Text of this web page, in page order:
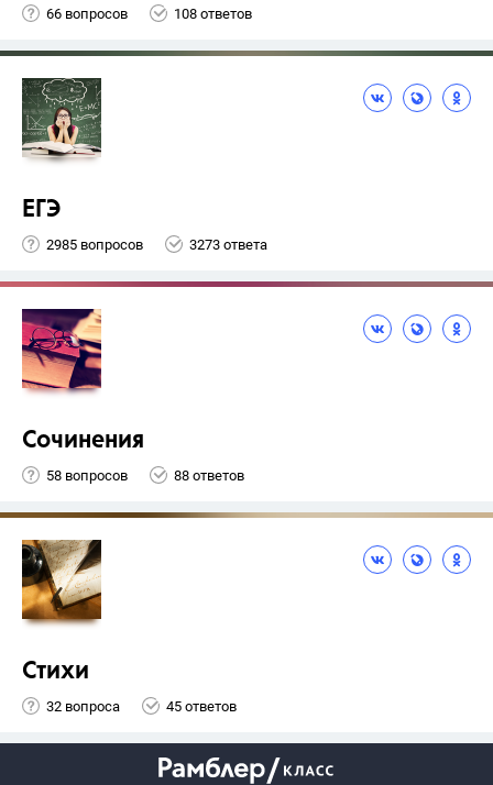
66 вопросов 108 ответов
ЕГЭ
2985 вопросов 3273 ответа
Сочинения
58 вопросов 88 ответов
Стихи
32 вопроса 45 ответов